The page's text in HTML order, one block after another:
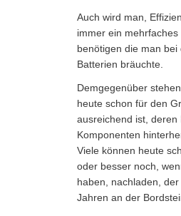
Auch wird man,
immer ein
benötigen die man
Batterien bräuchte.
Demgegenüber
heute schon für den
ausreichend ist,
Komponenten
Viele können heute
oder besser noch,
haben, nachladen,
Jahren an der